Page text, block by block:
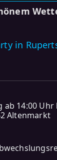
in
ab 14:00
Altenmarkt